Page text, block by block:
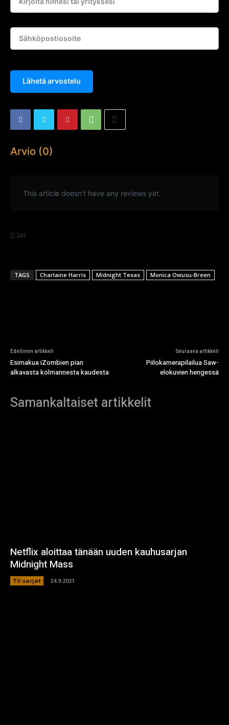
Lähetä arvostelu
Arvio (0)
This article doesn't have any reviews yet.
241
TAGS Charlaine Harris Midnight Texas Monica Owusu-Breen
Edellinen artikkeli
Esimakua iZombien pian
alkavasta kolmannesta kaudesta
Seuraava artikkeli
Piilokamerapilailua Saw-
elokuvien hengessä
Samankaltaiset artikkelit
Netflix aloittaa tänään uuden kauhusarjan
Midnight Mass
TV-sarjat 24.9.2021